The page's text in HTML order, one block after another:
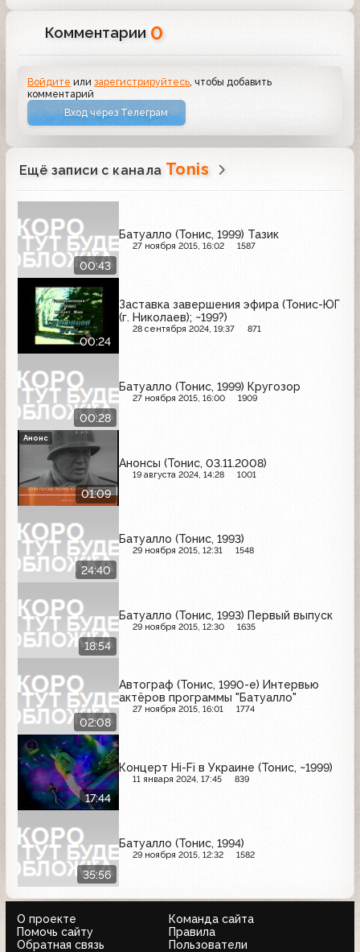
Комментарии 0
Войдите илизарегистрируйтесь , чтобы добавить
комментарий
Вход через Телеграм
Ещё записи с канала Tonis
00:43
Батуалло (Тонис, 1999) Тазик
27 ноября 2015, 16:02 1587
00:24
Заставка завершения эфира (Тонис-ЮГ
(г. Николаев); ~199?)
28 сентября 2024, 19:37 871
00:28
Батуалло (Тонис, 1999) Кругозор
27 ноября 2015, 16:00 1909
01:09
Анонсы (Тонис, 03.11.2008)
19 августа 2024, 14:28 1001
Анонс
24:40
Батуалло (Тонис, 1993)
29 ноября 2015, 12:31 1548
18:54
Батуалло (Тонис, 1993) Первый выпуск
29 ноября 2015, 12:30 1635
02:08
Автограф (Тонис, 1990-е) Интервью
актёров программы "Батуалло"
27 ноября 2015, 16:01 1774
17:44
Концерт Hi-Fi в Украине (Тонис, ~1999)
11 января 2024, 17:45 839
35:56
Батуалло (Тонис, 1994)
29 ноября 2015, 12:32 1582
О проекте
Команда сайта
Помочь сайту
Правила
Обратная связь
Пользователи